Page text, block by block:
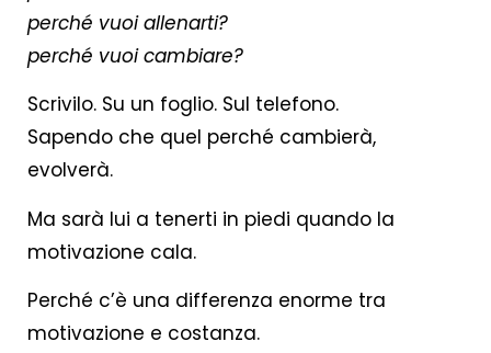
perché vuoi allenarti?
perché vuoi cambiare?
Scrivilo. Su un foglio. Sul telefono.
Sapendo che quel perché cambierà,
evolverà.
Ma sarà lui a tenerti in piedi quando la
motivazione cala.
Perché c’è una differenza enorme tra
motivazione e costanza.